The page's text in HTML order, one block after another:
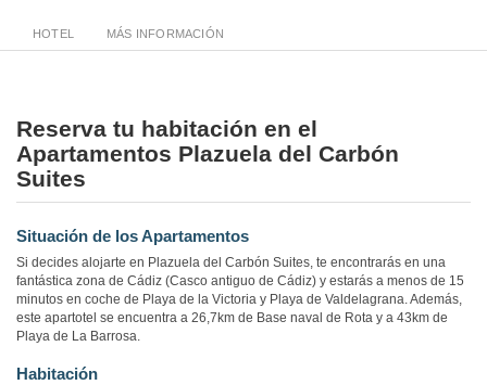
HOTEL MÁS INFORMACIÓN
Reserva tu habitación en el
Apartamentos Plazuela del Carbón
Suites
Situación de los Apartamentos
Si decides alojarte en Plazuela del Carbón Suites, te encontrarás en una
fantástica zona de Cádiz (Casco antiguo de Cádiz) y estarás a menos de 15
minutos en coche de Playa de la Victoria y Playa de Valdelagrana. Además,
este apartotel se encuentra a 26,7km de Base naval de Rota y a 43km de
Playa de La Barrosa.
Habitación